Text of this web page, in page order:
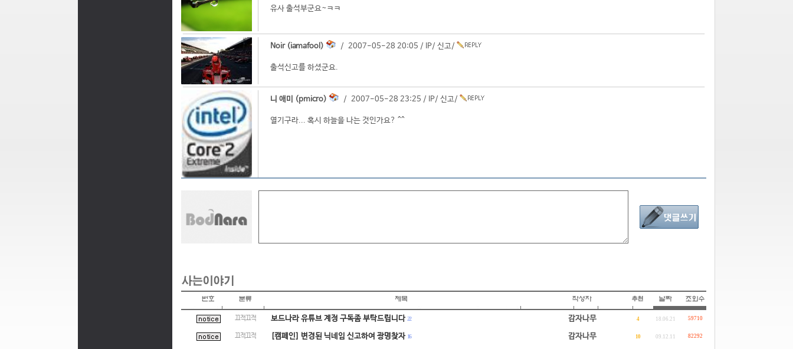
유사 출석부군요~ㅋㅋ
Noir (iamafool) / 2007-05-28 20:05 / IP/ 신고/
출석신고를 하셨군요.
니 애미 (pmicro) / 2007-05-28 23:25 / IP/ 신고/
열기구라... 혹시 하늘을 나는 것인가요? ^^
끄적끄적 보드나라 유튜브 계정 구독좀 부탁드립니다 22 감자나무 4 18.06.21 59710
끄적끄적 [캠페인] 변경된 닉네임 신고하여 광명찾자 16 감자나무 10 09.12.11 82292